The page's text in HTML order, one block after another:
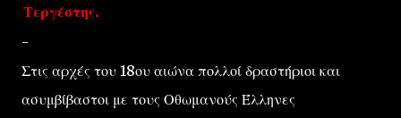
Τεργέστης.
-
Στις αρχές του 18ου αιώνα πολλοί δραστήριοι και
ασυμβίβαστοι με τους Οθωμανούς Έλληνες